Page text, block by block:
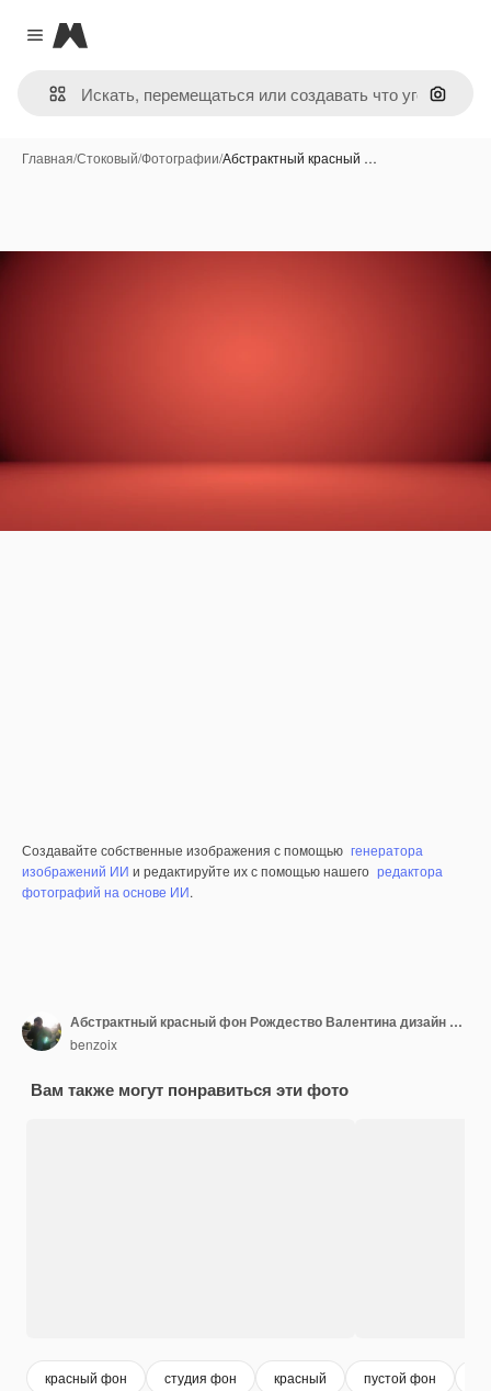
Close menu
Magnific
Поиск
Главная/Стоковый/Фотографии/Абстрактный красный …
Создавайте собственные изображения с помощью генератора
изображений ИИ и редактируйте их с помощью нашего редактора
фотографий на основе ИИ.
Абстрактный красный фон Рождество Валентина дизайн макета, студия, комната, веб-шаблон, бизнес-отчет с плавным кругом градиентного цвета.
benzoix
Вам также могут понравиться эти фото
красный фон студия фон красный пустой фон